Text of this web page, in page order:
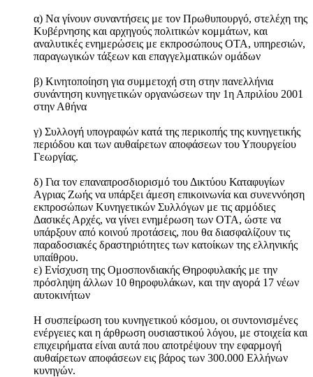
α) Να γίνουν συναντήσεις με τον Πρωθυπουργό, στελέχη της
Κυβέρνησης και αρχηγούς πολιτικών κομμάτων, και
αναλυτικές ενημερώσεις με εκπροσώπους ΟΤΑ, υπηρεσιών,
παραγωγικών τάξεων και επαγγελματικών ομάδων
β) Κινητοποίηση για συμμετοχή στη στην πανελλήνια
συνάντηση κυνηγετικών οργανώσεων την 1η Απριλίου 2001
στην Αθήνα
γ) Συλλογή υπογραφών κατά της περικοπής της κυνηγετικής
περιόδου και των αυθαίρετων αποφάσεων του Υπουργείου
Γεωργίας.
δ) Για τον επαναπροσδιορισμό του Δικτύου Καταφυγίων
Aγριας Ζωής να υπάρξει άμεση επικοινωνία και συνεννόηση
εκπροσώπων Κυνηγετικών Συλλόγων με τις αρμόδιες
Δασικές Αρχές, να γίνει ενημέρωση των ΟΤΑ, ώστε να
υπάρξουν από κοινού προτάσεις, που θα διασφαλίζουν τις
παραδοσιακές δραστηριότητες των κατοίκων της ελληνικής
υπαίθρου.
ε) Ενίσχυση της Ομοσπονδιακής Θηροφυλακής με την
πρόσληψη άλλων 10 θηροφυλάκων, και την αγορά 17 νέων
αυτοκινήτων
Η συσπείρωση του κυνηγετικού κόσμου, οι συντονισμένες
ενέργειες και η άρθρωση ουσιαστικού λόγου, με στοιχεία και
επιχειρήματα είναι αυτά που αποτρέψουν την εφαρμογή
αυθαίρετων αποφάσεων εις βάρος των 300.000 Ελλήνων
κυνηγών.